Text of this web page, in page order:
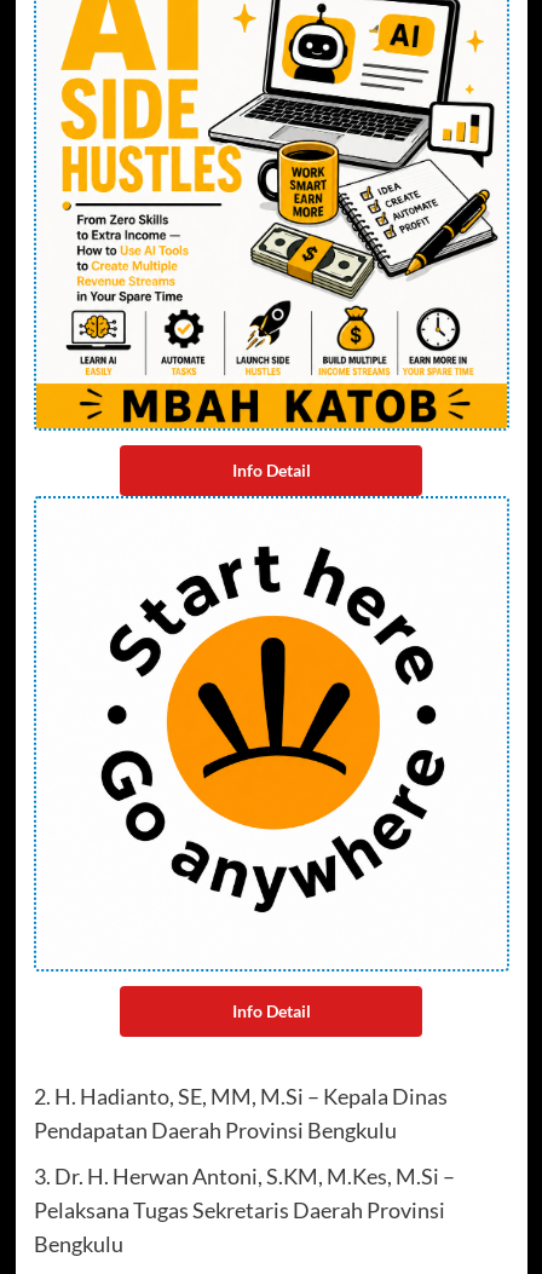
Info Detail
Info Detail
2. H. Hadianto, SE, MM, M.Si – Kepala Dinas
Pendapatan Daerah Provinsi Bengkulu
3. Dr. H. Herwan Antoni, S.KM, M.Kes, M.Si –
Pelaksana Tugas Sekretaris Daerah Provinsi
Bengkulu